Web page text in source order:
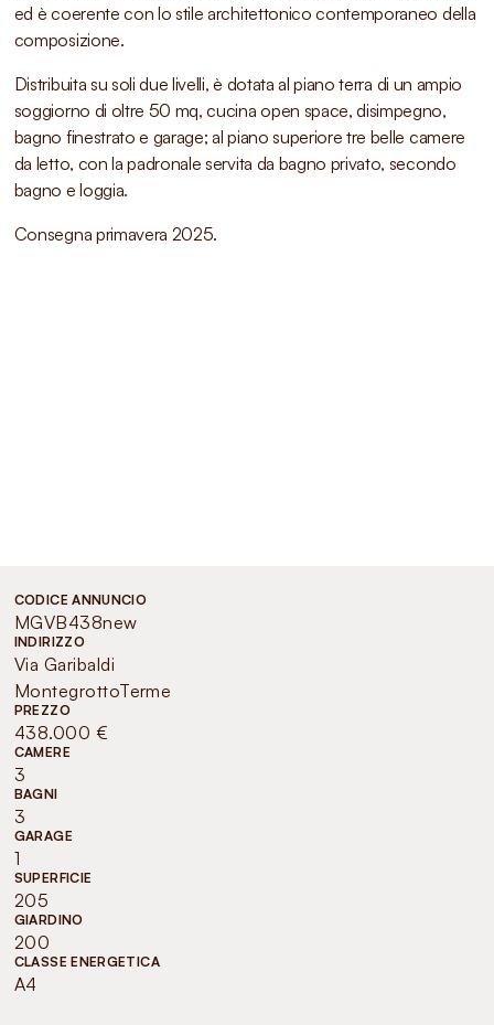
ed è coerente con lo stile architettonico contemporaneo della
composizione.
Distribuita su soli due livelli, è dotata al piano terra di un ampio
soggiorno di oltre 50 mq, cucina open space, disimpegno,
bagno finestrato e garage; al piano superiore tre belle camere
da letto, con la padronale servita da bagno privato, secondo
bagno e loggia.
Consegna primavera 2025.
CODICE ANNUNCIO
MGVB438new
INDIRIZZO
Via Garibaldi
MontegrottoTerme
PREZZO
438.000 €
CAMERE
3
BAGNI
3
GARAGE
1
SUPERFICIE
205
GIARDINO
200
CLASSE ENERGETICA
A4